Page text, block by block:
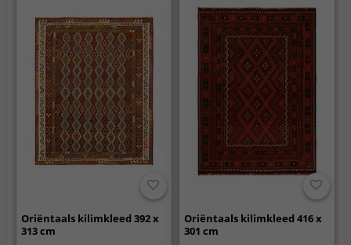
Oriëntaals kilimkleed 392 x
313 cm
Oriëntaals kilimkleed 416 x
301 cm